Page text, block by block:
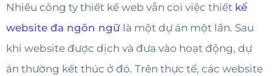
Nhiều công ty thiết kế web vẫn coi việc thiết kế
website đa ngôn ngữ là một dự án một lần. Sau
khi website được dịch và đưa vào hoạt động, dự
án thường kết thúc ở đó. Trên thực tế, các website